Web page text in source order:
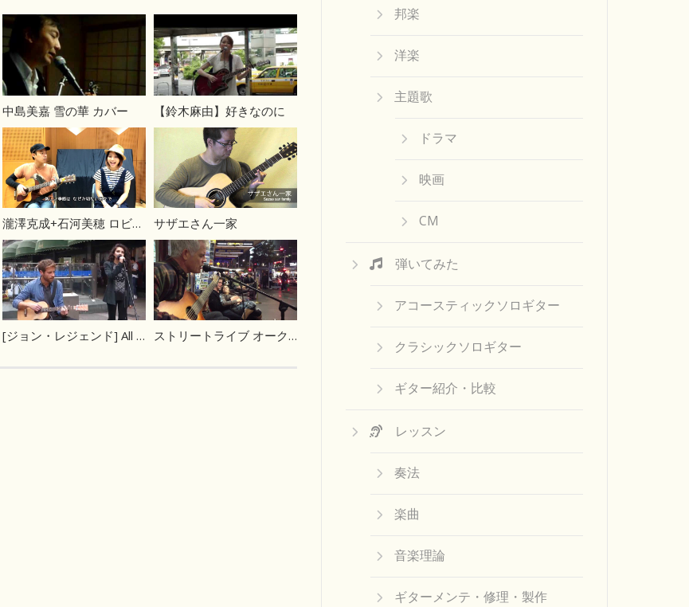
中島美嘉 雪の華 カバー 【鈴木麻由】好きなのに
瀧澤克成+石河美穂 ロビンソン スピッツ cover サザエさん一家
[ジョン・レジェンド] All Of Me – John Legend ストリートライブ オークランド ニュージーランド
邦楽
洋楽
主題歌
ドラマ
映画
CM
弾いてみた
アコースティックソロギター
クラシックソロギター
ギター紹介・比較
レッスン
奏法
楽曲
音楽理論
ギターメンテ・修理・製作